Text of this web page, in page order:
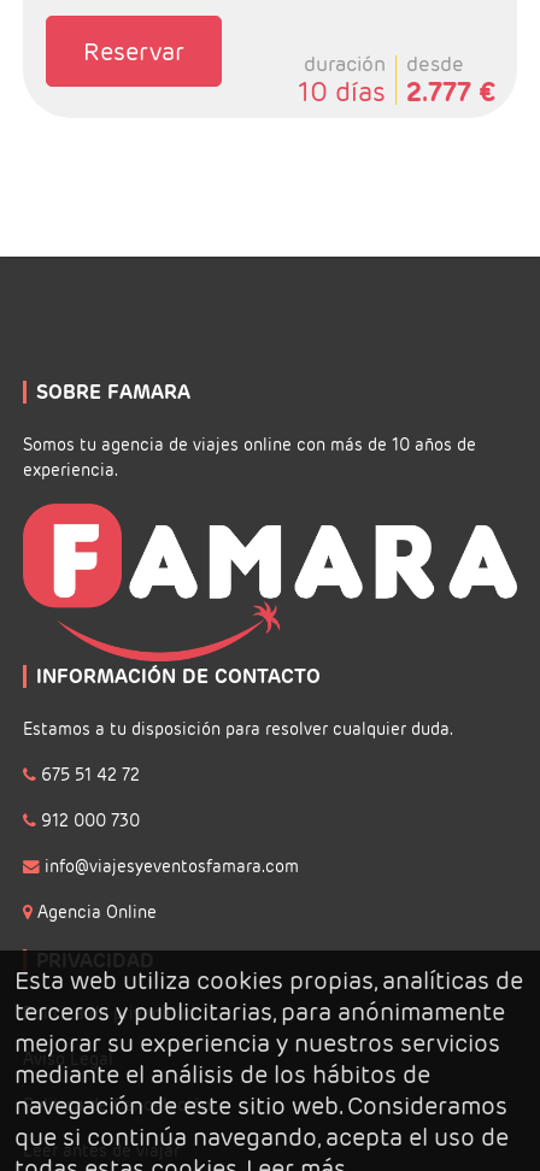
Reservar duración
10 días
desde
2.777 €
SOBRE FAMARA
Somos tu agencia de viajes online con más de 10 años de
experiencia.
INFORMACIÓN DE CONTACTO
Estamos a tu disposición para resolver cualquier duda.
675 51 42 72
912 000 730
info@viajesyeventosfamara.com
Agencia Online
Politica de privacidad
Aviso Legal
Politica de Cancelación
Leer antes de viajar
Esta web utiliza cookies propias, analíticas de
terceros y publicitarias, para anónimamente
mejorar su experiencia y nuestros servicios
mediante el análisis de los hábitos de
navegación de este sitio web. Consideramos
que si continúa navegando, acepta el uso de